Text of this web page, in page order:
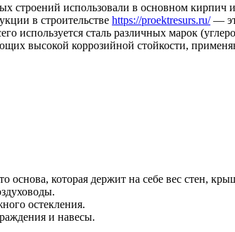
строений использовали в основном кирпич
в строительстве https://proektresurs.ru/—
используется сталь различных марок
высокой коррозийной стойкости,
которая держит на себе вес стен,
остекления.
и навесы.